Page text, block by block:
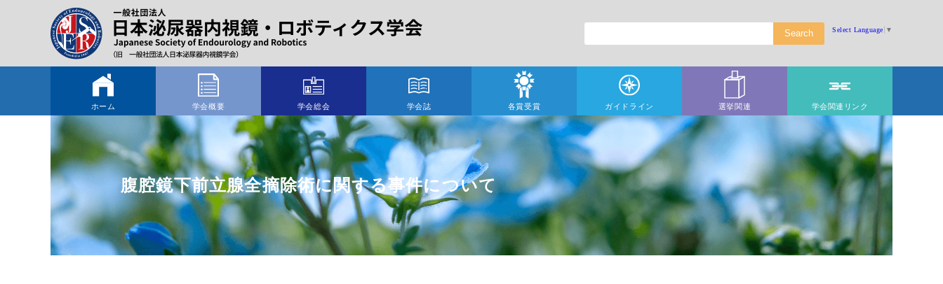
Select Language ▼
ホーム 学会概要 学会総会 学会誌 各賞受賞 ガイドライン 選挙関連 学会関連リンク
腹腔鏡下前立腺全摘除術に関する事件について